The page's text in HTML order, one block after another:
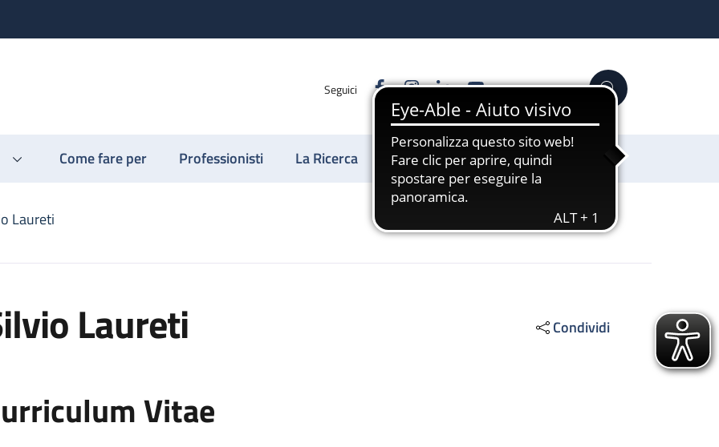
Seguici FacebookInstagram
LinkedinYouTube Cerca
Come fare per Professionisti La Ricerca Sostienici
Laureti
Laureti Condividi
Vitae